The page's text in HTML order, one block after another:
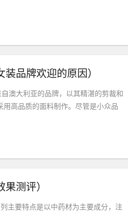
品牌欢迎的原因）
澳大利亚的品牌，以其精湛的剪裁和
高品质的面料制作。尽管是小众品
测评）
主要特点是以中药材为主要成分，注